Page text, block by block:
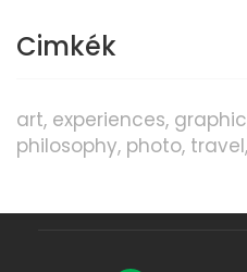
Cimkék
art experiences graphic
philosophy photo travel